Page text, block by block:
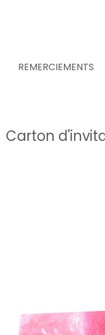
REMERCIEMENTS
Mot de
Carton